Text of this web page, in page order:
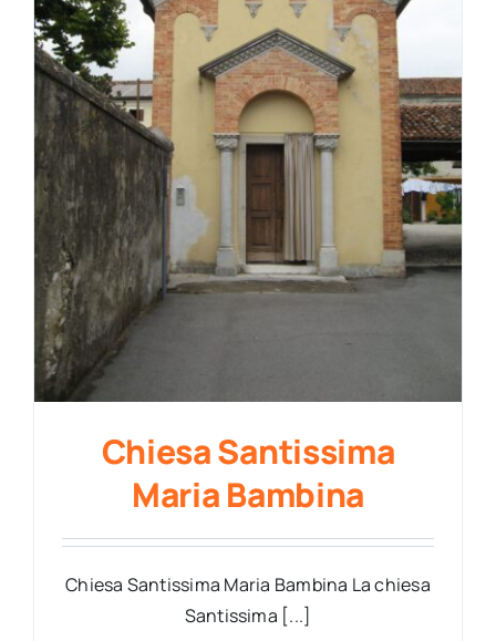
Chiesa Santissima
Maria Bambina
Chiesa Santissima Maria Bambina La chiesa
Santissima [...]